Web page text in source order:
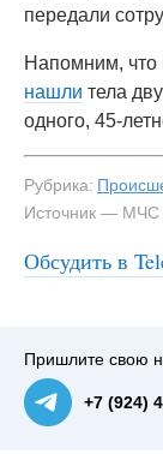
передали
Напомним, что
нашли тела
одного, 45-
Рубрика:
Источник — МЧС
Обсудить в
Пришлите свою
+7 (924)